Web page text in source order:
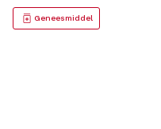
Geneesmiddel